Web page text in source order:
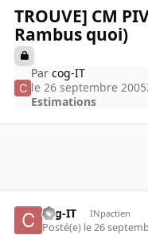
TROUVE] CM
Rambus quoi)
Parcog-IT
le 26 septembre 2005
Estimations
cog-IT INpactien
Posté(e) le 26